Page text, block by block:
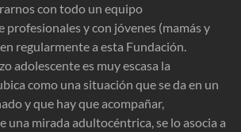
con todo un equipo
y con jóvenes (mamás y
regularmente a esta Fundación.
adolescente es muy escasa la
como una situación que se da en un
y que hay que acompañar,
una mirada adultocéntrica, se lo asocia a